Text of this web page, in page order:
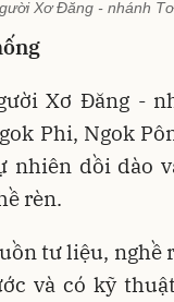
Xơ Đăng - nhánh
Xơ Đăng -
Phi, Ngok
nhiên dồi dào
rèn.
tư liệu, nghề
và có kỹ